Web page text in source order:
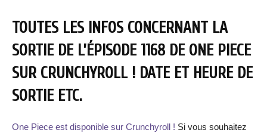
TOUTES LES INFOS CONCERNANT LA
SORTIE DE L’ÉPISODE 1168 DE ONE PIECE
SUR CRUNCHYROLL ! DATE ET HEURE DE
SORTIE ETC.
One Piece est disponible sur Crunchyroll ! Si vous souhaitez